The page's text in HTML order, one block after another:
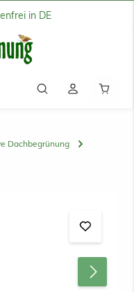
in DE
Dachbegrünung